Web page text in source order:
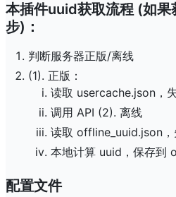
本插件uuid获取流程 (如果
步)：
判断服务器正版/离线
(1). 正版：
读取 usercache.json，
调用 API (2). 离线
读取 offline_uuid.json，
本地计算 uuid，保存到
配置文件